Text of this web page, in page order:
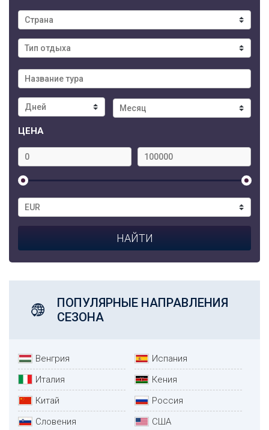
ЦЕНА
ПОПУЛЯРНЫЕ НАПРАВЛЕНИЯ
СЕЗОНА
Венгрия
Испания
Италия
Кения
Китай
Россия
Словения
США